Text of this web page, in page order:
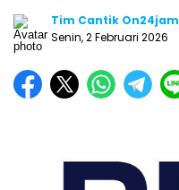
Tim Cantik On24jam
Senin, 2 Februari 2026